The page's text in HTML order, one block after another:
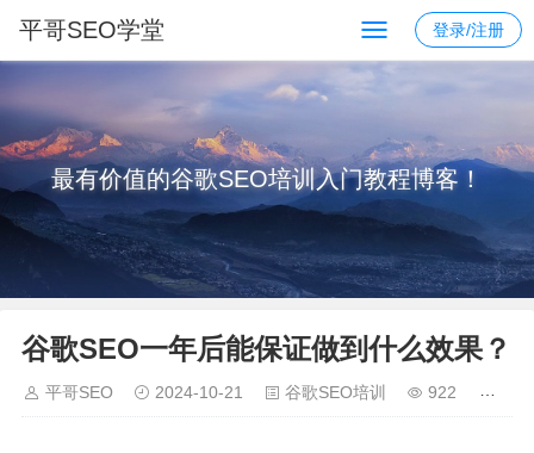
平哥SEO学堂 登录/注册
最有价值的谷歌SEO培训入门教程博客！
谷歌SEO一年后能保证做到什么效果？
平哥SEO 2024-10-21 谷歌SEO培训 922